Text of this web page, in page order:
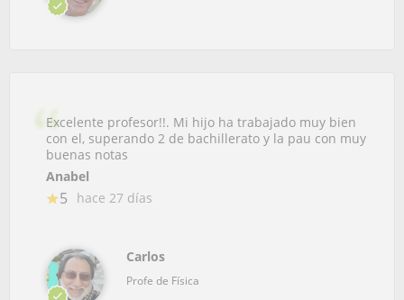
Excelente profesor!!. Mi hijo ha trabajado muy bien
con el, superando 2 de bachillerato y la pau con muy
buenas notas
Anabel
5 hace 27 días
Carlos
Profe de Física